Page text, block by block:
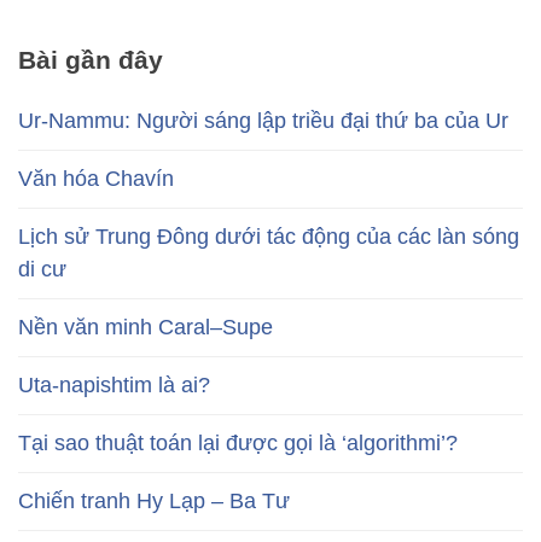
Bài gần đây
Ur-Nammu: Người sáng lập triều đại thứ ba của Ur
Văn hóa Chavín
Lịch sử Trung Đông dưới tác động của các làn sóng
di cư
Nền văn minh Caral–Supe
Uta-napishtim là ai?
Tại sao thuật toán lại được gọi là ‘algorithmi’?
Chiến tranh Hy Lạp – Ba Tư